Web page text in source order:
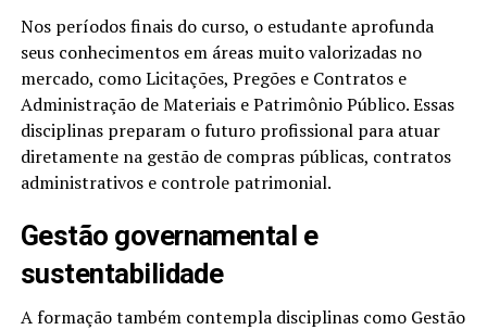
Nos períodos finais do curso, o estudante aprofunda
seus conhecimentos em áreas muito valorizadas no
mercado, como Licitações, Pregões e Contratos e
Administração de Materiais e Patrimônio Público. Essas
disciplinas preparam o futuro profissional para atuar
diretamente na gestão de compras públicas, contratos
administrativos e controle patrimonial.
Gestão governamental e
sustentabilidade
A formação também contempla disciplinas como Gestão